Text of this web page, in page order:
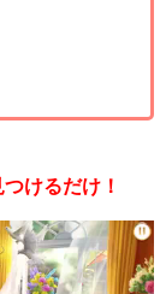
けるだけ！